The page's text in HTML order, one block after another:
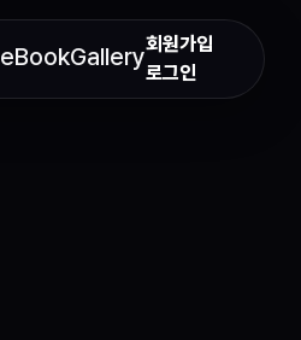
eBookGallery회원가입
로그인